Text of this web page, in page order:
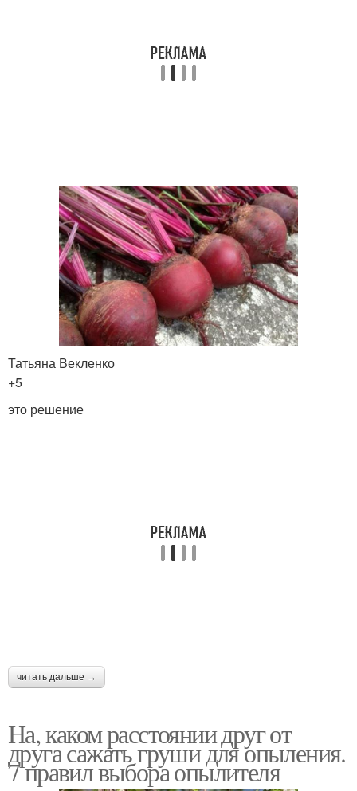
Татьяна Векленко
+5
это решение
читать дальше →
На, каком расстоянии друг от
друга сажать груши для опыления.
7 правил выбора опылителя